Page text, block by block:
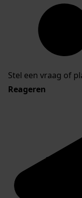
Stel een vraag of
Reageren